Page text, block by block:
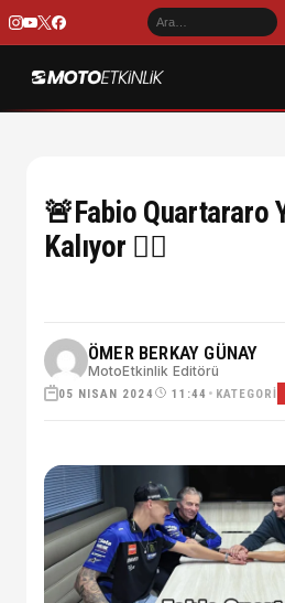
🚨Fabio Quartararo
Kalıyor ✍🏼
ÖMER BERKAY GÜNAY
MotoEtkinlik Editörü
05 NISAN 2024 11:44 • KATEGORI